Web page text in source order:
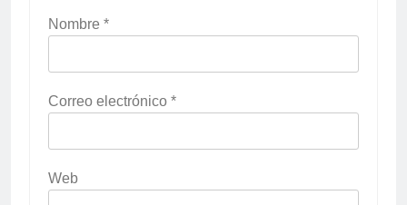
Nombre *
Correo electrónico *
Web